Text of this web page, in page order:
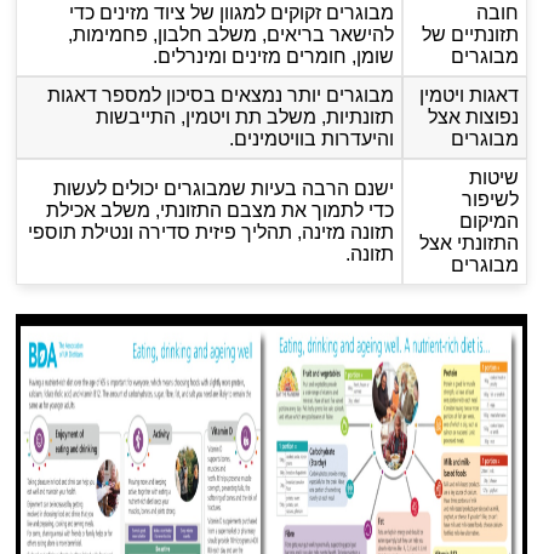
חובה
תזונתיים של
מבוגרים
מבוגרים זקוקים למגוון של ציוד מזינים כדי
להישאר בריאים, משלב חלבון, פחמימות,
שומן, חומרים מזינים ומינרלים.
דאגות ויטמין
נפוצות אצל
מבוגרים
מבוגרים יותר נמצאים בסיכון למספר דאגות
תזונתיות, משלב תת ויטמין, התייבשות
והיעדרות בוויטמינים.
שיטות
לשיפור
המיקום
התזונתי אצל
מבוגרים
ישנם הרבה בעיות שמבוגרים יכולים לעשות
כדי לתמוך את מצבם התזונתי, משלב אכילת
תזונה מזינה, תהליך פיזית סדירה ונטילת תוספי
תזונה.